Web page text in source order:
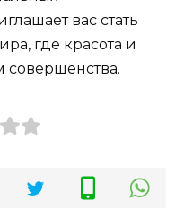
вас стать
где красота и
совершенства.